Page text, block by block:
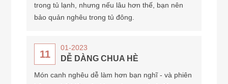
trong tủ lạnh, nhưng nếu lâu hơn thế, bạn nên
bảo quản nghêu trong tủ đông.
11
01-2023
DỄ DÀNG CHUA HÈ
Món canh nghêu dễ làm hơn bạn nghĩ - và phiên